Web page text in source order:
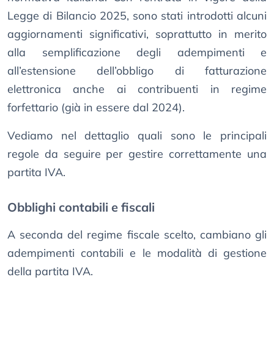
Legge di Bilancio 2025, sono stati introdotti alcuni
aggiornamenti significativi, soprattutto in merito
alla semplificazione degli adempimenti e
all’estensione dell’obbligo di fatturazione
elettronica anche ai contribuenti in regime
forfettario (già in essere dal 2024).
Vediamo nel dettaglio quali sono le principali
regole da seguire per gestire correttamente una
partita IVA.
Obblighi contabili e fiscali
A seconda del regime fiscale scelto, cambiano gli
adempimenti contabili e le modalità di gestione
della partita IVA.